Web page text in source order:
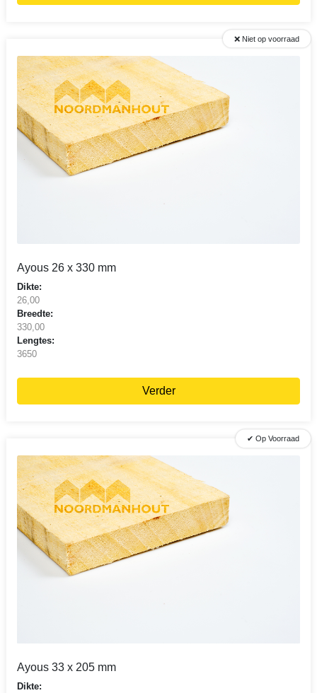
❌ Niet op voorraad
Ayous 26 x 330 mm
Dikte:
26,00
Breedte:
330,00
Lengtes:
3650
Verder
✔ Op Voorraad
Ayous 33 x 205 mm
Dikte: